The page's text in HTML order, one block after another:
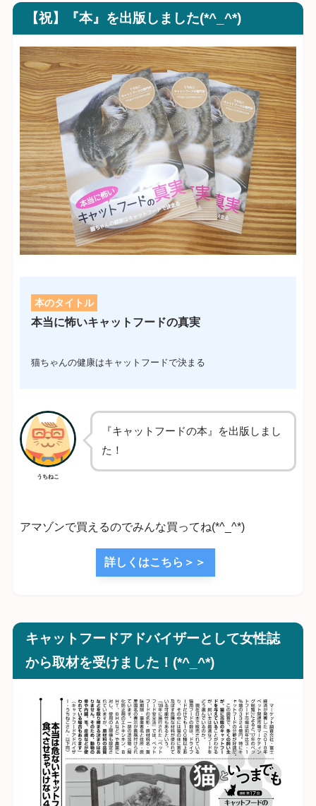
【祝】『本』を出版しました(*^_^*)
本のタイトル
本当に怖いキャットフードの真実
猫ちゃんの健康はキャットフードで決まる
うちねこ
『キャットフードの本』を出版しまし
た！
アマゾンで買えるのでみんな買ってね(*^_^*)
詳しくはこちら＞＞
キャットフードアドバイザーとして女性誌
から取材を受けました！(*^_^*)